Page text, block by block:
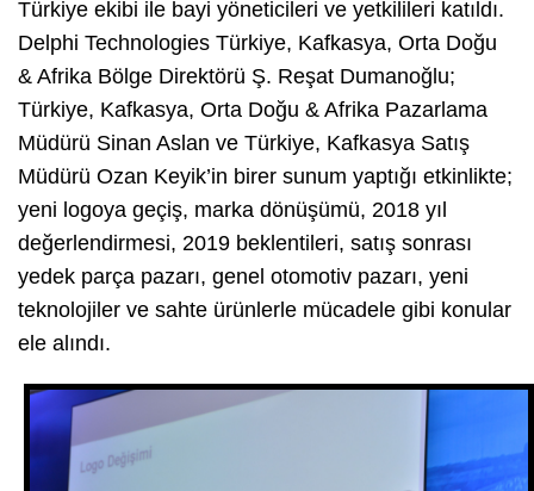
Türkiye ekibi ile bayi yöneticileri ve yetkilileri katıldı.
Delphi Technologies Türkiye, Kafkasya, Orta Doğu
& Afrika Bölge Direktörü Ş. Reşat Dumanoğlu;
Türkiye, Kafkasya, Orta Doğu & Afrika Pazarlama
Müdürü Sinan Aslan ve Türkiye, Kafkasya Satış
Müdürü Ozan Keyik’in birer sunum yaptığı etkinlikte;
yeni logoya geçiş, marka dönüşümü, 2018 yıl
değerlendirmesi, 2019 beklentileri, satış sonrası
yedek parça pazarı, genel otomotiv pazarı, yeni
teknolojiler ve sahte ürünlerle mücadele gibi konular
ele alındı.